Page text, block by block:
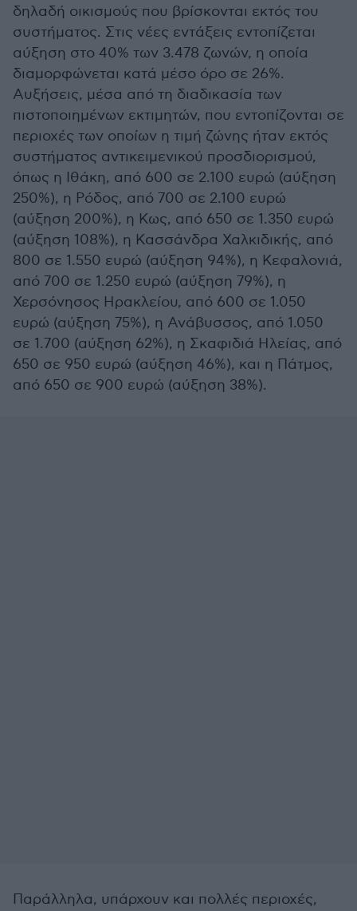
δηλαδή οικισμούς που βρίσκονται εκτός του
συστήματος. Στις νέες εντάξεις εντοπίζεται
αύξηση στο 40% των 3.478 ζωνών, η οποία
διαμορφώνεται κατά μέσο όρο σε 26%.
Αυξήσεις, μέσα από τη διαδικασία των
πιστοποιημένων εκτιμητών, που εντοπίζονται σε
περιοχές των οποίων η τιμή ζώνης ήταν εκτός
συστήματος αντικειμενικού προσδιορισμού,
όπως η Ιθάκη, από 600 σε 2.100 ευρώ (αύξηση
250%), η Ρόδος, από 700 σε 2.100 ευρώ
(αύξηση 200%), η Κως, από 650 σε 1.350 ευρώ
(αύξηση 108%), η Κασσάνδρα Χαλκιδικής, από
800 σε 1.550 ευρώ (αύξηση 94%), η Κεφαλονιά,
από 700 σε 1.250 ευρώ (αύξηση 79%), η
Χερσόνησος Ηρακλείου, από 600 σε 1.050
ευρώ (αύξηση 75%), η Ανάβυσσος, από 1.050
σε 1.700 (αύξηση 62%), η Σκαφιδιά Ηλείας, από
650 σε 950 ευρώ (αύξηση 46%), και η Πάτμος,
από 650 σε 900 ευρώ (αύξηση 38%).
Παράλληλα, υπάρχουν και πολλές περιοχές,